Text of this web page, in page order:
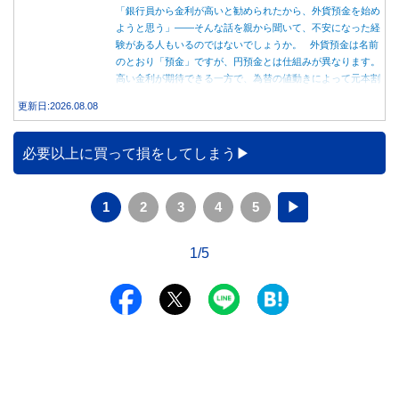
「銀行員から金利が高いと勧められたから、外貨預金を始め
ようと思う」――そんな話を親から聞いて、不安になった経
験がある人もいるのではないでしょうか。 外貨預金は名前
のとおり「預金」ですが、円預金とは仕組みが異なります。
高い金利が期待できる一方で、為替の値動きによって元本割
更新日:2026.08.08
必要以上に買って損をしてしまう
1 2 3 4 5 ▶
1/5